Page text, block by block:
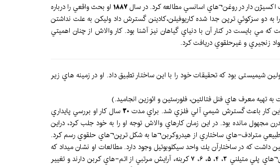
اكسيژن دار در روغن¬هاي اسانسي مطالعه كرد. در سال1887 او بحث واقعي را درباره
به دو سزكوئي ترپن جدا شده كاريوفيلن،كادينن گسترش داد وليكن به علت نداشتن
مي بايست در كنار آن با دنياي گياهان نيز آشنا بود. كار والاش از چنان اهميتي
زنجيري و غيرحلقوي دريافت كرد.
تر بود. در سال 1865 كه ساختار فرضي ككوله ارايه شد، او اولين شيميستی بود كه تحقيقات خود را با اين ساختار تطبيق داد. او در زمينه هاي زير
تهيه معرف هاي فنل فتالئين، فلورسئين و ائوزين انجاميد.)
30سال كار او بررسي پايداري
مانده بود. در اين زمان كارهاي والاش توجه او را به خود جلب كرد، دراين
طبيعي مترادف-هاي ساختاري از هيدروكربن¬ها به شكل ترپن¬هاي حلقوي رسم كرد.
يقين داشت كه در ساختارآن يك واحد سيكلوبوتيل وجود دارد. مطالعات او نشان میداد كه
حلقه-هاي كوچك براي داشتن پيوندهاي دوگانه به ويژه دركربوكسيل هاي كوچك محدوديت دارند. او عنوان داشت كه كربوسيكل¬هاي پلي متيلني 3، 4، 5، 6، 7 كربنه، آرايش مرتبي از اتم-هاي كربن دارند و تغيير